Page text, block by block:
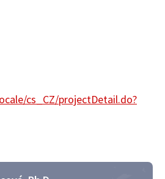
cs_CZ/projectDetail.do?